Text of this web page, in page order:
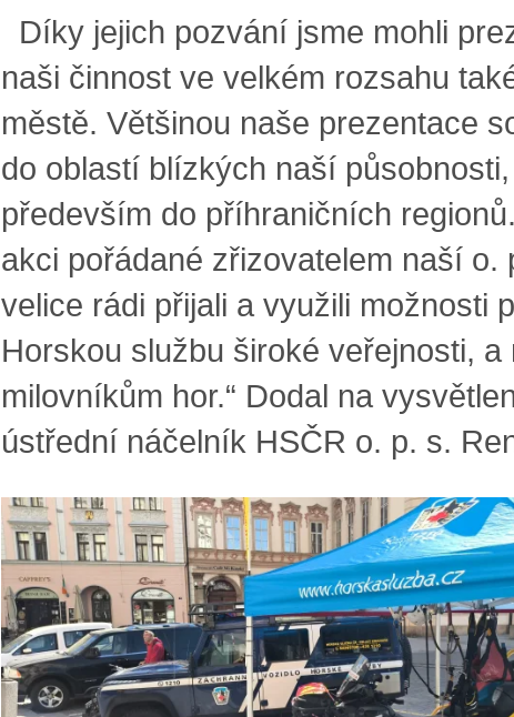
Díky jejich pozvání jsme mohli
naši činnost ve velkém rozsahu
městě. Většinou naše prezentace
do oblastí blízkých naší
především do příhraničních
akci pořádané zřizovatelem naší o.
velice rádi přijali a využili možnosti
Horskou službu široké veřejnosti, a
milovníkům hor.“ Dodal na
ústřední náčelník HSČR o. p. s.